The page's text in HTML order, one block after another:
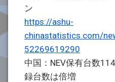
ン
https://ashu-
chinastatistics.com/
52269619290
中国：NEV保有台数
録台数は倍増